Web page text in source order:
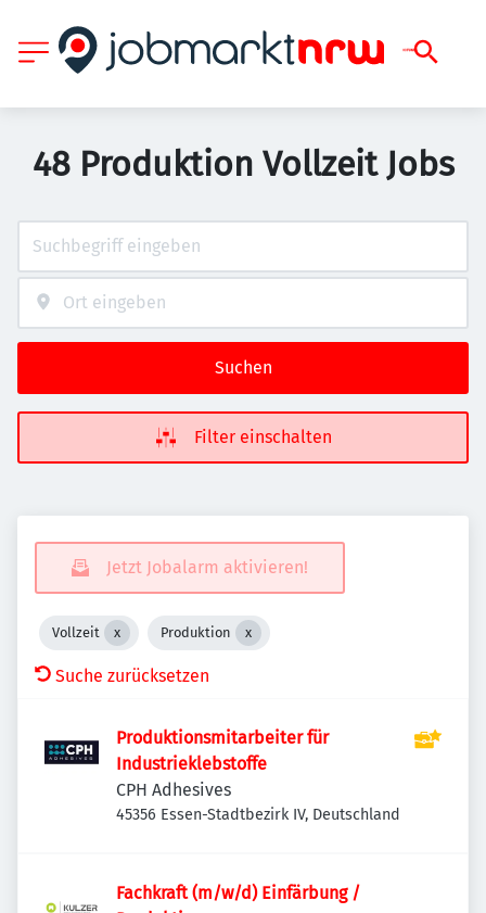
48 Produktion Vollzeit Jobs
Suchen
Filter einschalten
Jetzt Jobalarm aktivieren!
Vollzeit Produktion
Suche zurücksetzen
Produktionsmitarbeiter für
Industrieklebstoffe
CPH Adhesives
45356 Essen-Stadtbezirk IV, Deutschland
Fachkraft (m/w/d) Einfärbung /